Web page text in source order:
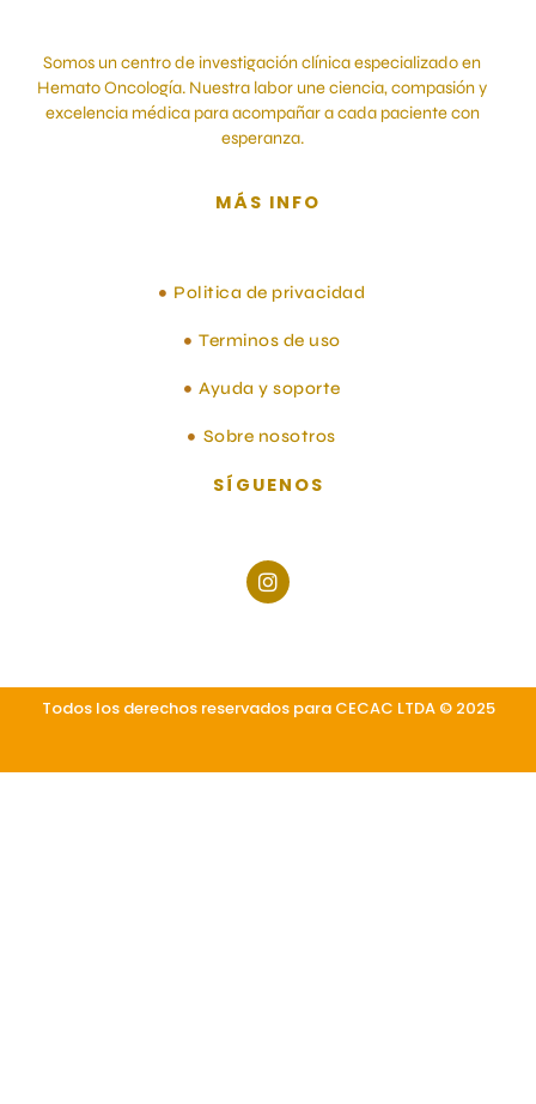
Somos un centro de investigación clínica especializado en
Hemato Oncología. Nuestra labor une ciencia, compasión y
excelencia médica para acompañar a cada paciente con
esperanza.
MÁS INFO
Politica de privacidad
Terminos de uso
Ayuda y soporte
Sobre nosotros
SÍGUENOS
I
n
r
a
Todos los derechos reservados para CECAC LTDA © 2025